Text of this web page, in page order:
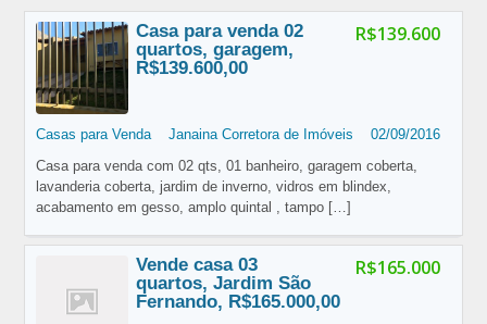
R$139.600
Casa para venda 02
quartos, garagem,
R$139.600,00
Casas para Venda Janaina Corretora de Imóveis
02/09/2016
Casa para venda com 02 qts, 01 banheiro, garagem coberta,
lavanderia coberta, jardim de inverno, vidros em blindex,
acabamento em gesso, amplo quintal , tampo […]
R$165.000
Vende casa 03
quartos, Jardim São
Fernando, R$165.000,00